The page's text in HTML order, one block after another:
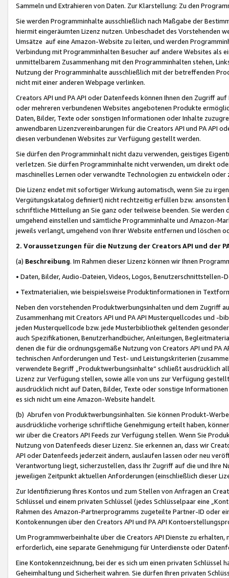
Sammeln und Extrahieren von Daten. Zur Klarstellung: Zu den
Sie werden Programminhalte ausschließlich nach Maßgabe der
hiermit eingeräumten Lizenz nutzen. Unbeschadet des Vorstehenden
Umsätze auf eine Amazon-Website zu leiten, und werden
Verbindung mit Programminhalten Besucher auf andere Websites als
unmittelbarem Zusammenhang mit den Programminhalten stehen,
Nutzung der Programminhalte ausschließlich mit der betreffenden
nicht mit einer anderen Webpage verlinken.
Creators API und PA API oder Datenfeeds können Ihnen den Zugriff
oder mehreren verbundenen Websites angebotenen Produkte
Daten, Bilder, Texte oder sonstigen Informationen oder Inhalte
anwendbaren Lizenzvereinbarungen für die Creators API und PA API
diesen verbundenen Websites zur Verfügung gestellt werden.
Sie dürfen den Programminhalt nicht dazu verwenden, geistiges
verletzen. Sie dürfen Programminhalte nicht verwenden, um direkt
maschinelles Lernen oder verwandte Technologien zu entwickeln
Die Lizenz endet mit sofortiger Wirkung automatisch, wenn Sie zu
Vergütungskatalog definiert) nicht rechtzeitig erfüllen bzw. ansonsten
schriftliche Mitteilung an Sie ganz oder teilweise beenden. Sie werden
umgehend einstellen und sämtliche Programminhalte und Amazon-
jeweils verlangt, umgehend von Ihrer Website entfernen und löschen
2. Voraussetzungen für die Nutzung der Creators API und der
(a) Beschreibung. Im Rahmen dieser Lizenz können wir Ihnen
• Daten, Bilder, Audio-Dateien, Videos, Logos, Benutzerschnittstellen-
• Textmaterialien, wie beispielsweise Produktinformationen in
Neben den vorstehenden Produktwerbungsinhalten und dem Zugriff
Zusammenhang mit Creators API und PA API Musterquellcodes und
jeden Musterquellcode bzw. jede Musterbibliothek geltenden
auch Spezifikationen, Benutzerhandbücher, Anleitungen,
denen die für die ordnungsgemäße Nutzung von Creators API und PA
technischen Anforderungen und Test- und Leistungskriterien
verwendete Begriff „Produktwerbungsinhalte“ schließt ausdrücklich
Lizenz zur Verfügung stellen, sowie alle von uns zur Verfügung
ausdrücklich nicht auf Daten, Bilder, Texte oder sonstige
es sich nicht um eine Amazon-Website handelt.
(b) Abrufen von Produktwerbungsinhalten. Sie können Produkt-
ausdrückliche vorherige schriftliche Genehmigung erteilt haben,
wir über die Creators API Feeds zur Verfügung stellen. Wenn Sie
Nutzung von Datenfeeds dieser Lizenz. Sie erkennen an, dass wir
API oder Datenfeeds jederzeit ändern, auslaufen lassen oder neu
Verantwortung liegt, sicherzustellen, dass Ihr Zugriff auf die und Ihre
jeweiligen Zeitpunkt aktuellen Anforderungen (einschließlich dieser
Zur Identifizierung Ihres Kontos und zum Stellen von Anfragen an
Schlüssel und einem privaten Schlüssel (jedes Schlüsselpaar eine
Rahmen des Amazon-Partnerprogramms zugeteilte Partner-ID oder
Kontokennungen über den Creators API und PA API
Um Programmwerbeinhalte über die Creators API Dienste zu
erforderlich, eine separate Genehmigung für Unterdienste oder
Eine Kontokennzeichnung, bei der es sich um einen privaten
Geheimhaltung und Sicherheit wahren. Sie dürfen Ihren privaten